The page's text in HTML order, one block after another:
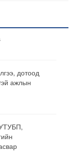
дотоод
ажлын